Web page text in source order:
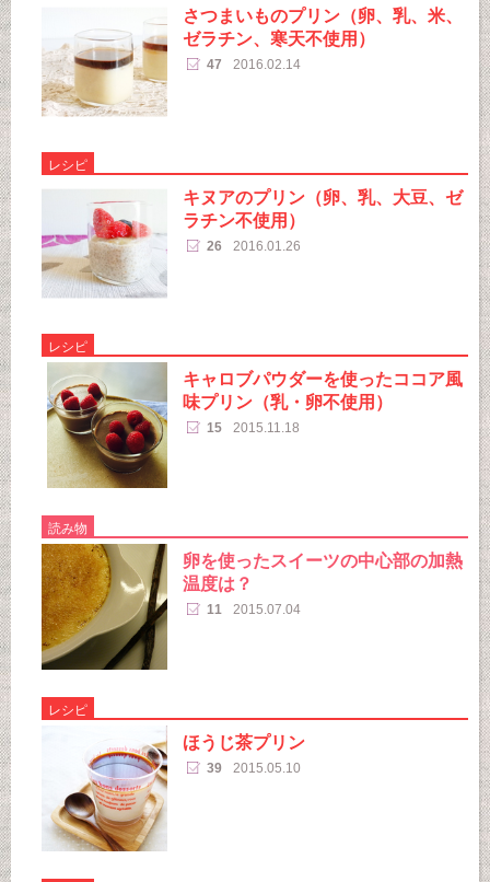
さつまいものプリン（卵、乳、米、
ゼラチン、寒天不使用）
47 2016.02.14
レシピ
キヌアのプリン（卵、乳、大豆、ゼ
ラチン不使用）
26 2016.01.26
レシピ
キャロブパウダーを使ったココア風
味プリン（乳・卵不使用）
15 2015.11.18
読み物
卵を使ったスイーツの中心部の加熱
温度は？
11 2015.07.04
レシピ
ほうじ茶プリン
39 2015.05.10